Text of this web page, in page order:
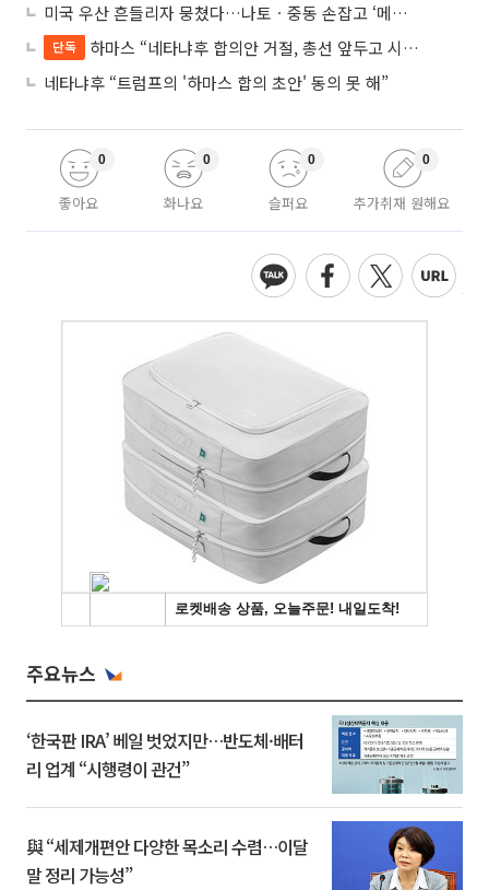
미국 우산 흔들리자 뭉쳤다…나토ㆍ중동 손잡고 ‘메카 공동방위’ 조약 체결
단독
하마스 “네타냐후 합의안 거절, 총선 앞두고 시간 끌기”
네타냐후 “트럼프의 '하마스 합의 초안' 동의 못 해”
좋아요
0
화나요
0
슬퍼요
0
추가취재 원해요
0
주요뉴스
‘한국판 IRA’ 베일 벗었지만…반도체·배터
리 업계 “시행령이 관건”
與 “세제개편안 다양한 목소리 수렴…이달
말 정리 가능성”